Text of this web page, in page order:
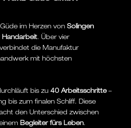
im Herzen von Solingen
Handarbeit. Über vier
die Manufaktur
mit höchsten
bis zu 40 Arbeitsschritte–
bis zum finalen Schliff. Diese
den Unterschied zwischen
Begleiter fürs Leben.